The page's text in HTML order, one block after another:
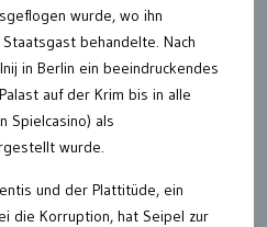
wurde, wo ihn
behandelte. Nach
in Berlin ein beeindruckendes
auf der Krim bis in alle
Spielcasino) als
wurde.
und der Plattitüde, ein
die Korruption, hat Seipel zur